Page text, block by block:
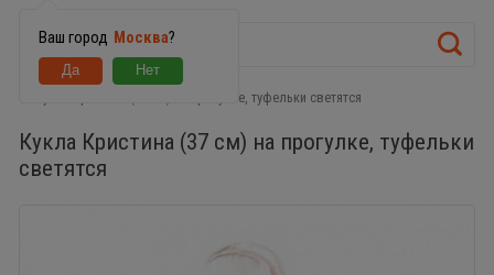
Ваш город Москва?
Кукла Кристина (37 см) на прогулке, туфельки светятся
Кукла Кристина (37 см) на прогулке, туфельки
светятся